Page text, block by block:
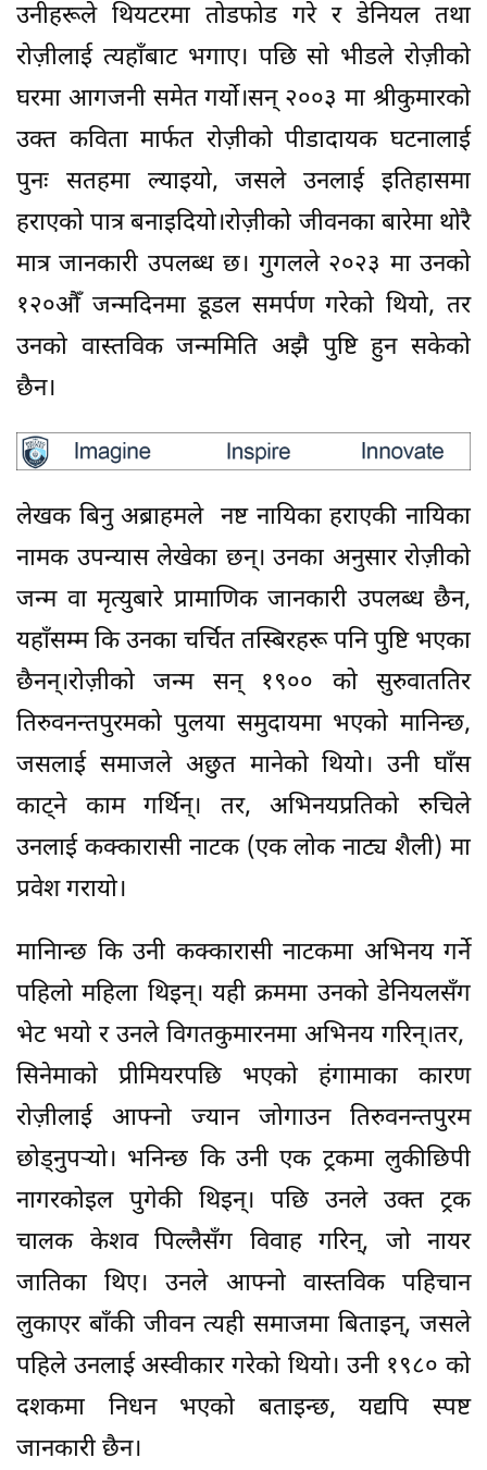
उनीहरूले थियटरमा तोडफोड गरे र डेनियल तथा
रोज़ीलाई त्यहाँबाट भगाए। पछि साे भीडले रोज़ीको
घरमा आगजनी समेत गर्यो।सन् २००३ मा श्रीकुमारको
उक्त कविता मार्फत रोज़ीको पीडादायक घटनालाई
पुनः सतहमा ल्याइयो, जसले उनलाई इतिहासमा
हराएको पात्र बनाइदियो।रोज़ीको जीवनका बारेमा थोरै
मात्र जानकारी उपलब्ध छ। गुगलले २०२३ मा उनको
१२०औँ जन्मदिनमा डूडल समर्पण गरेको थियो, तर
उनको वास्तविक जन्ममिति अझै पुष्टि हुन सकेको
छैन।
लेखक बिनु अब्राहमले नष्ट नायिका हराएकी नायिका
नामक उपन्यास लेखेका छन्। उनका अनुसार रोज़ीको
जन्म वा मृत्युबारे प्रामाणिक जानकारी उपलब्ध छैन,
यहाँसम्म कि उनका चर्चित तस्बिरहरू पनि पुष्टि भएका
छैनन्।रोज़ीको जन्म सन् १९०० को सुरुवाततिर
तिरुवनन्तपुरमको पुलया समुदायमा भएको मानिन्छ,
जसलाई समाजले अछुत मानेको थियो। उनी घाँस
काट्ने काम गर्थिन्। तर, अभिनयप्रतिको रुचिले
उनलाई कक्कारासी नाटक (एक लोक नाट्य शैली) मा
प्रवेश गरायो।
मानािन्छ कि उनी कक्कारासी नाटकमा अभिनय गर्ने
पहिलो महिला थिइन्। यही क्रममा उनको डेनियलसँग
भेट भयो र उनले विगतकुमारनमा अभिनय गरिन्।तर,
सिनेमाकाे प्रीमियरपछि भएको हंगामाका कारण
रोज़ीलाई आफ्नो ज्यान जोगाउन तिरुवनन्तपुरम
छोड्नुपर्‍यो। भनिन्छ कि उनी एक ट्रकमा लुकीछिपी
नागरकोइल पुगेकी थिइन्। पछि उनले उक्त ट्रक
चालक केशव पिल्लैसँग विवाह गरिन्, जो नायर
जातिका थिए। उनले आफ्नो वास्तविक पहिचान
लुकाएर बाँकी जीवन त्यही समाजमा बिताइन्, जसले
पहिले उनलाई अस्वीकार गरेको थियो। उनी १९८० को
दशकमा निधन भएको बताइन्छ, यद्यपि स्पष्ट
जानकारी छैन।